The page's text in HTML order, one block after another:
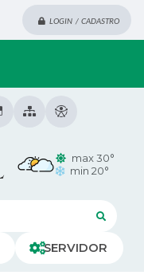
LOGIN / CADASTRO
SERVIDOR
max 30°
min 20°